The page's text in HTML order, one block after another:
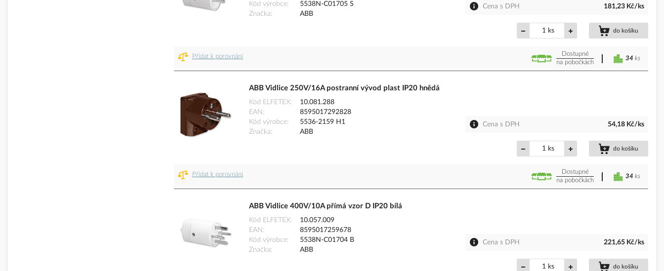
Kód výrobce
5538N-C01705 S
Značka
ABB
Cena s DPH 181,23 Kč/ks
ks do košíku
Přidat k porovnání
Dostupné
na pobočkách
34 ks
ABB Vidlice 250V/16A postranní vývod plast IP20 hnědá
Kód ELFETEX
10.081.288
EAN
8595017292828
Kód výrobce
5536-2159 H1
Značka
ABB
Cena s DPH 54,18 Kč/ks
ks do košíku
Přidat k porovnání
Dostupné
na pobočkách
34 ks
ABB Vidlice 400V/10A přímá vzor D IP20 bílá
Kód ELFETEX
10.057.009
EAN
8595017259678
Kód výrobce
5538N-C01704 B
Značka
ABB
Cena s DPH 221,65 Kč/ks
ks do košíku